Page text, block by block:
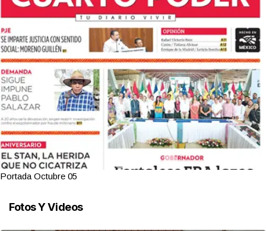
Portada Octubre 05
Fotos Y Videos